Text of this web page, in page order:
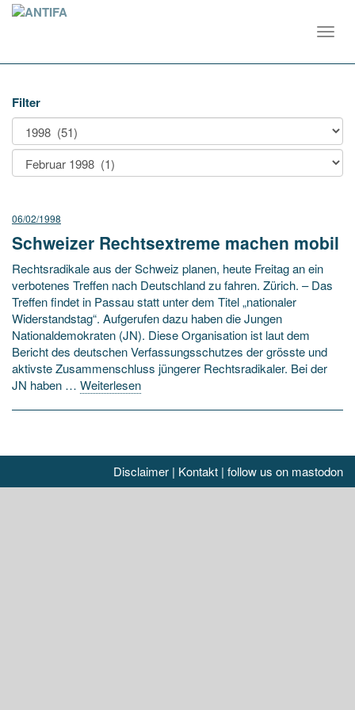
Filter
06/02/1998
Schweizer Rechtsextreme machen mobil
Rechtsradikale aus der Schweiz planen, heute Freitag an ein
verbotenes Treffen nach Deutschland zu fahren. Zürich. – Das
Treffen findet in Passau statt unter dem Titel „nationaler
Widerstandstag“. Aufgerufen dazu haben die Jungen
Nationaldemokraten (JN). Diese Organisation ist laut dem
Bericht des deutschen Verfassungsschutzes der grösste und
aktivste Zusammenschluss jüngerer Rechtsradikaler. Bei der
JN haben … Weiterlesen
Disclaimer | Kontakt | follow us on mastodon